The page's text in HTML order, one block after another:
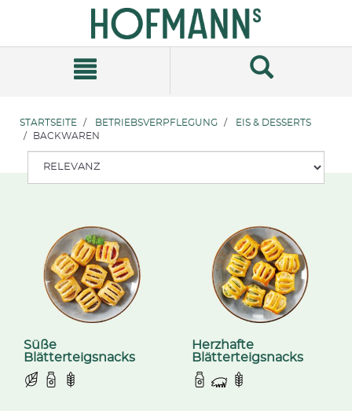
Navigationsmenü
STARTSEITE BETRIEBSVERPFLEGUNG
EIS & DESSERTS
BACKWAREN
Süße
Blätterteigsnacks
Herzhafte
Blätterteigsnacks